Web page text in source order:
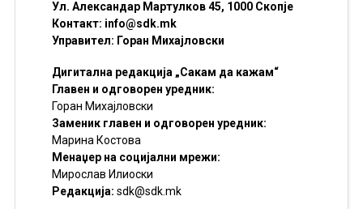
Ул. Александар Мартулков 45, 1000 Скопје
Контакт: info@sdk.mk
Управител: Горан Михајловски
Дигитална редакција „Сакам да кажам“
Главен и одговорен уредник:
Горан Михајловски
Заменик главен и одговорен уредник:
Марина Костова
Менаџер на социјални мрежи:
Мирослав Илиоски
Редакцијa: sdk@sdk.mk